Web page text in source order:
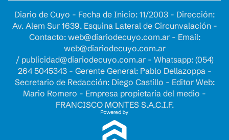
Diario de Cuyo - Fecha de Inicio: 11/2003 - Dirección:
Av. Alem Sur 1639. Esquina Lateral de Circunvalación -
Contacto: web@diariodecuyo.com.ar- Email:
web@diariodecuyo.com.ar
/ publicidad@diariodecuyo.com.ar- Whatsapp: (054)
264 5045343 - Gerente General: Pablo Dellazoppa -
Secretario de Redacción: Diego Castillo - Editor Web:
Mario Romero - Empresa propietaria del medio -
FRANCISCO MONTES S.A.C.I.F.